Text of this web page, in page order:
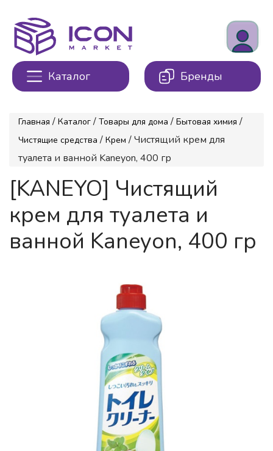
Каталог Бренды
Главная / Каталог / Товары для дома / Бытовая химия /
Чистящие средства / Крем / Чистящий крем для
туалета и ванной Kaneyon, 400 гр
[KANEYO] Чистящий
крем для туалета и
ванной Kaneyon, 400 гр